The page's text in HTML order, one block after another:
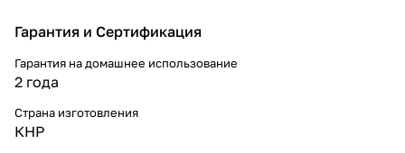
Гарантия и Сертификация
Гарантия на домашнее использование
2 года
Страна изготовления
КНР